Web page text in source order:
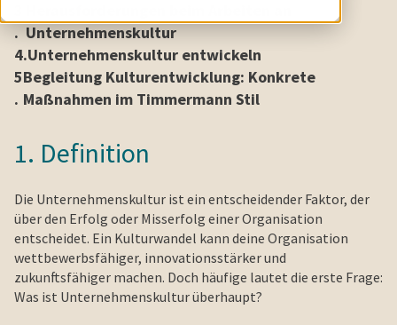
. Unternehmenskultur
4.Unternehmenskultur entwickeln
5
.
Begleitung Kulturentwicklung: Konkrete
Maßnahmen im Timmermann Stil
1. Definition
Die Unternehmenskultur ist ein entscheidender Faktor, der
über den Erfolg oder Misserfolg einer Organisation
entscheidet. Ein Kulturwandel kann deine Organisation
wettbewerbsfähiger, innovationsstärker und
zukunftsfähiger machen. Doch häufige lautet die erste Frage:
Was ist Unternehmenskultur überhaupt?